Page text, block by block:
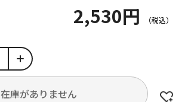
2,530円
在庫がありません